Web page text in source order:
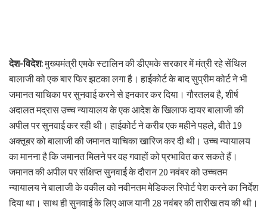
देश-विदेश:मुख्यमंत्री एमके स्टालिन की डीएमके सरकार में मंत्री रहे सेंथिल
बालाजी को एक बार फिर झटका लगा है। हाईकोर्ट के बाद सुप्रीम कोर्ट ने भी
जमानत याचिका पर सुनवाई करने से इनकार कर दिया। गौरतलब है, शीर्ष
अदालत मद्रास उच्च न्यायालय के एक आदेश के खिलाफ दायर बालाजी की
अपील पर सुनवाई कर रही थी। हाईकोर्ट ने करीब एक महीने पहले, बीते 19
अक्तूबर को बालाजी की जमानत याचिका खारिज कर दी थी। उच्च न्यायालय
का मानना है कि जमानत मिलने पर वह गवाहों को प्रभावित कर सकते हैं।
जमानत की अपील पर संक्षिप्त सुनवाई के दौरान 20 नवंबर को उच्चतम
न्यायालय ने बालाजी के वकील को नवीनतम मेडिकल रिपोर्ट पेश करने का निर्देश
दिया था। साथ ही सुनवाई के लिए आज यानी 28 नवंबर की तारीख तय की थी।